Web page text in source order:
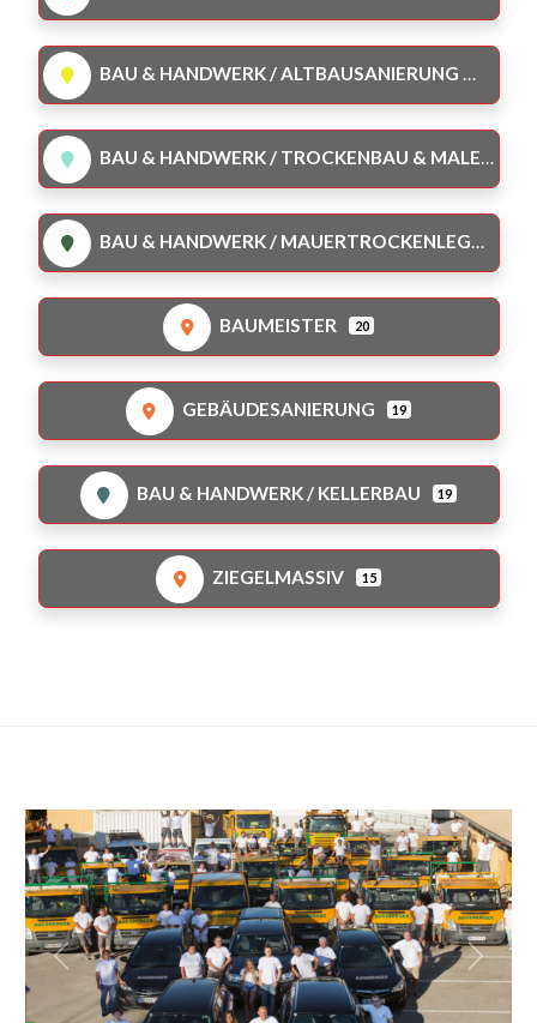
BAU & HANDWERK / ALTBAUSANIERUNG
BAU & HANDWERK / TROCKENBAU & MALER
BAU & HANDWERK / MAUERTROCKENLEGUNG
BAUMEISTER 20
GEBÄUDESANIERUNG 19
BAU & HANDWERK / KELLERBAU 19
ZIEGELMASSIV 15
Jetzt bewerten!
Favorit
Vorheriges